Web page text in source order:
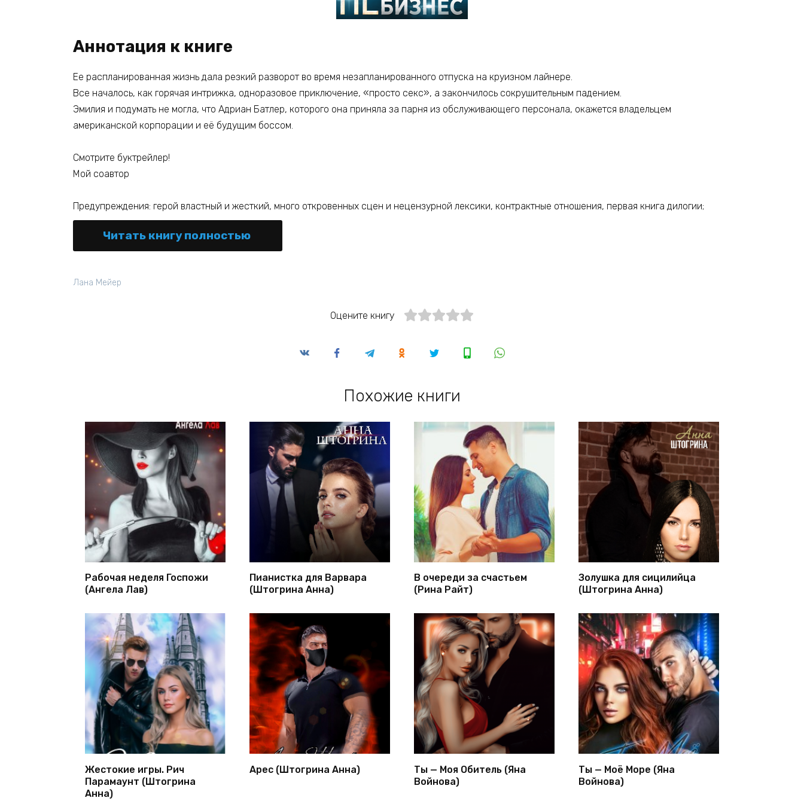
Аннотация к книге
Ее распланированная жизнь дала резкий разворот во время незапланированного отпуска на круизном лайнере.
Все началось, как горячая интрижка, одноразовое приключение, «просто секс», а закончилось сокрушительным падением.
Эмилия и подумать не могла, что Адриан Батлер, которого она приняла за парня из обслуживающего персонала, окажется владельцем
американской корпорации и её будущим боссом.
Смотрите буктрейлер!
Мой соавтор
Предупреждения: герой властный и жесткий, много откровенных сцен и нецензурной лексики, контрактные отношения, первая книга дилогии;
Читать книгу полностью
Лана Мейер
Оцените книгу
Похожие книги
Рабочая неделя Госпожи
(Ангела Лав)
Пианистка для Варвара
(Штогрина Анна)
В очереди за счастьем
(Рина Райт)
Золушка для сицилийца
(Штогрина Анна)
Жестокие игры. Рич
Парамаунт (Штогрина
Анна)
Арес (Штогрина Анна)
Ты — Моя Обитель (Яна
Войнова)
Ты — Моё Море (Яна
Войнова)